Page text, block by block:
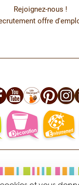
Rejoignez-nous !
offre
youtube
leo pinterest
deco